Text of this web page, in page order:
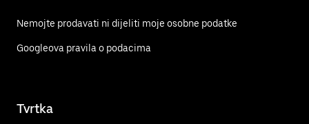
Nemojte prodavati ni dijeliti moje osobne podatke
Googleova pravila o podacima
Tvrtka